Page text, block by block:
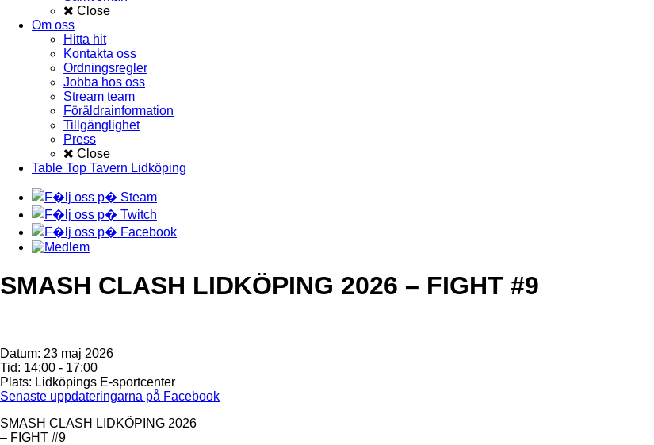
Close
Om oss
Hitta hit
Kontakta oss
Ordningsregler
Jobba hos oss
Stream team
Föräldrainformation
Tillgänglighet
Press
Close
Table Top Tavern Lidköping
SMASH CLASH LIDKÖPING 2026 – FIGHT #9
Datum: 23 maj 2026
Tid: 14:00 - 17:00
Plats: Lidköpings E-sportcenter
Senaste uppdateringarna på Facebook
SMASH CLASH LIDKÖPING 2026
– FIGHT #9